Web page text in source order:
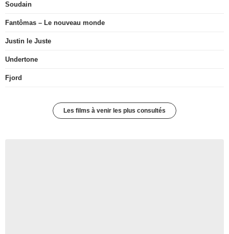
Soudain
Fantômas – Le nouveau monde
Justin le Juste
Undertone
Fjord
Les films à venir les plus consultés